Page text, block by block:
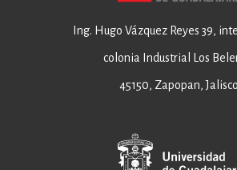
Ing. Hugo Vázquez Reyes 39,
colonia Industrial Los
45150, Zapopan,